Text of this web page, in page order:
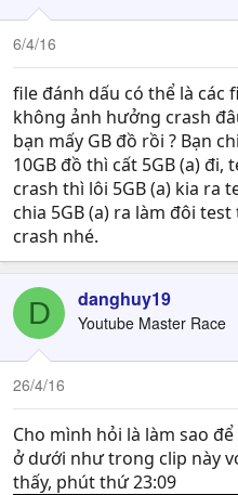
6/4/16
file đánh dấu có thể là các
không ảnh hưởng crash
bạn mấy GB đồ rồi ? Bạn
10GB đồ thì cất 5GB (a) đi,
crash thì lôi 5GB (a) kia ra
chia 5GB (a) ra làm đôi
crash nhé.
D danghuy19
Youtube Master Race
26/4/16
Cho mình hỏi là làm sao
ở dưới như trong clip này
thấy, phút thứ 23:09